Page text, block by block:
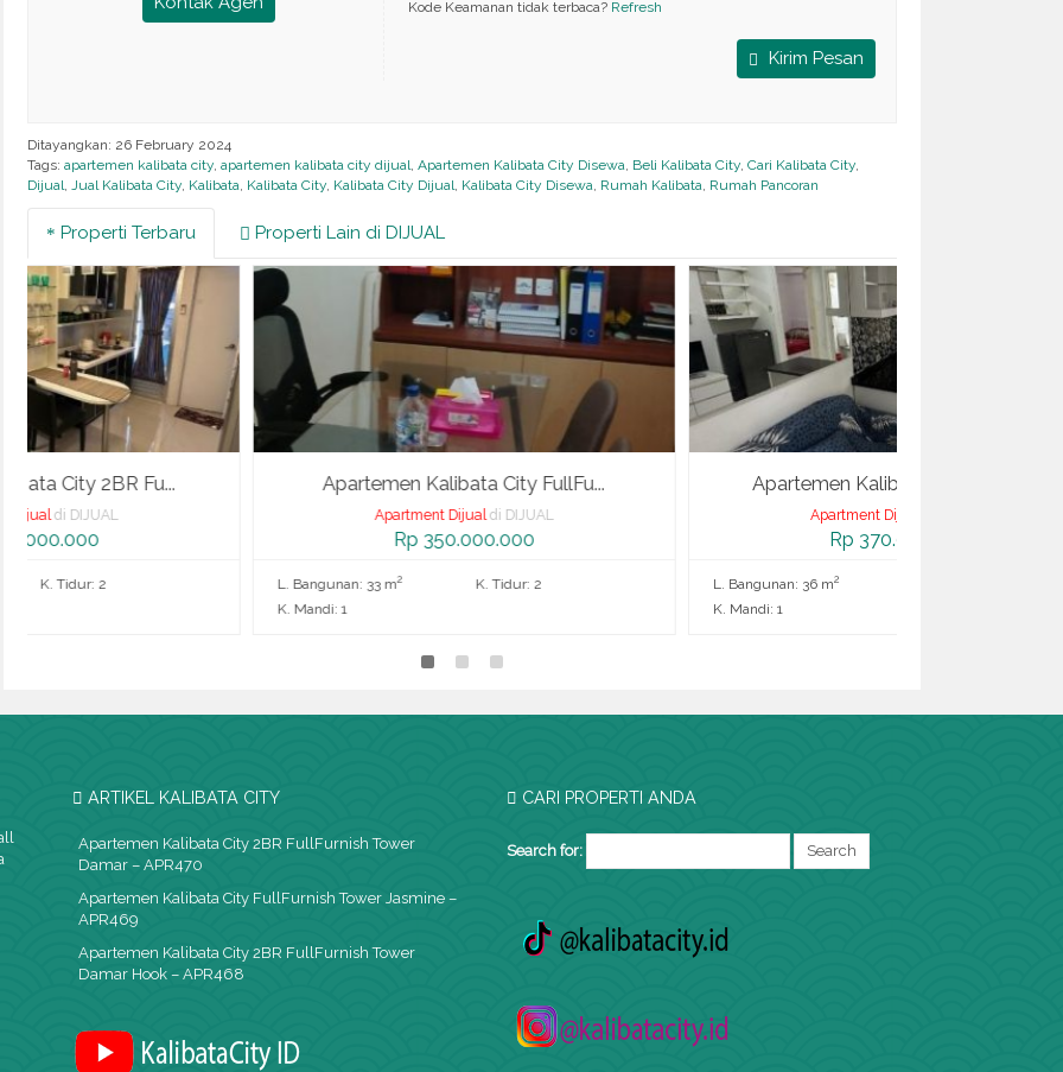
Kode Keamanan tidak terbaca? Refresh
Kirim Pesan
Ditayangkan: 26 February 2024
Tags: apartemen kalibata city, apartemen kalibata city dijual, Apartemen Kalibata City Disewa, Beli Kalibata City, Cari Kalibata City,
Dijual, Jual Kalibata City, Kalibata, Kalibata City, Kalibata City Dijual, Kalibata City Disewa, Rumah Kalibata, Rumah Pancoran
Properti Terbaru Properti Lain di DIJUAL
Apartemen Kalibata City FullFu...
L. Bangunan: 33 m
K. Tidur: 2
Apartemen Kalibata City 2BR Fu...
L. Bangunan: 36 m
K. Tidur: 2
ARTIKEL KALIBATA CITY
Apartemen Kalibata City 2BR FullFurnish Tower
Damar – APR470
Apartemen Kalibata City FullFurnish Tower Jasmine –
APR469
Apartemen Kalibata City 2BR FullFurnish Tower
Damar Hook – APR468
CARI PROPERTI ANDA
Search for: